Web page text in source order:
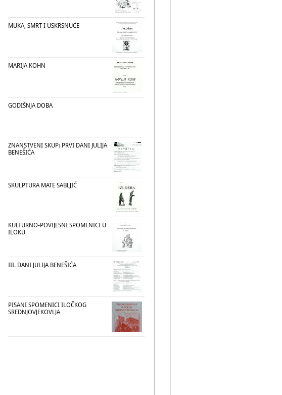
MUKA, SMRT I USKRSNUĆE
MARIJA KOHN
GODIŠNJA DOBA
ZNANSTVENI SKUP: PRVI DANI JULIJA
BENEŠIĆA
SKULPTURA MATE SABLJIĆ
KULTURNO-POVIJESNI SPOMENICI U
ILOKU
III. DANI JULIJA BENEŠIĆA
PISANI SPOMENICI ILOČKOG
SREDNJOVJEKOVLJA